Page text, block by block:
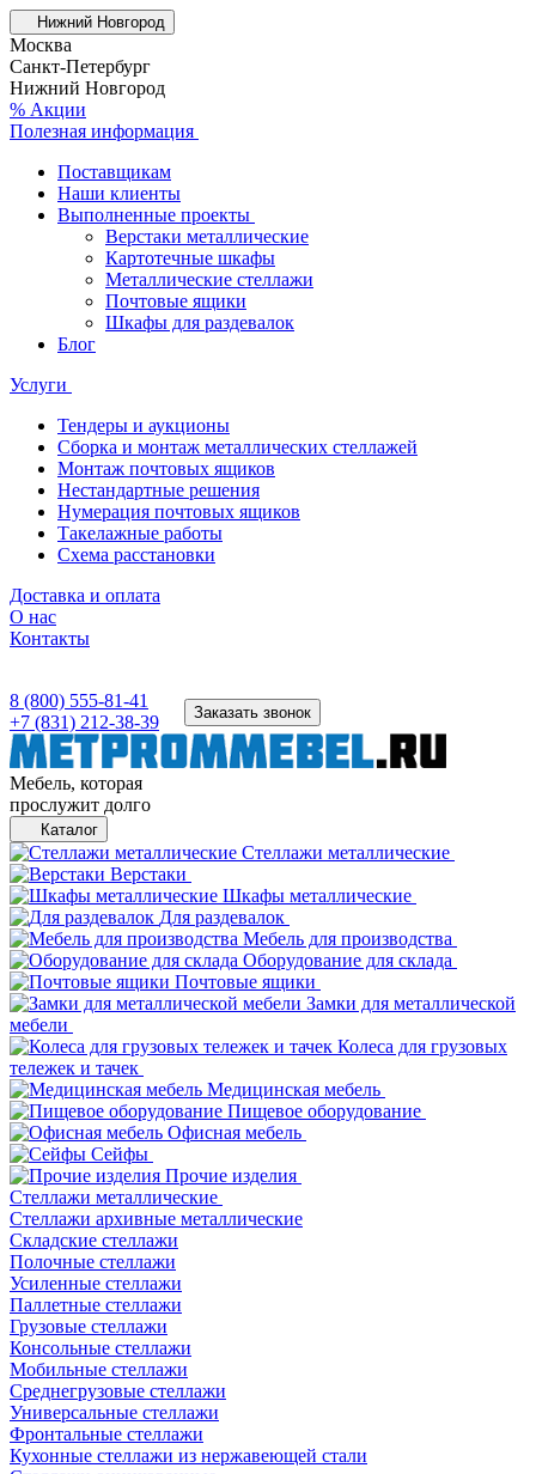
Нижний Новгород
Москва
Санкт-Петербург
Нижний Новгород
% Акции
Полезная информация
Поставщикам
Наши клиенты
Выполненные проекты
Верстаки металлические
Картотечные шкафы
Металлические стеллажи
Почтовые ящики
Шкафы для раздевалок
Блог
Услуги
Тендеры и аукционы
Сборка и монтаж металлических стеллажей
Монтаж почтовых ящиков
Нестандартные решения
Нумерация почтовых ящиков
Такелажные работы
Схема расстановки
Доставка и оплата
О нас
Контакты
8 (800) 555-81-41
+7 (831) 212-38-39
Заказать звонок
Мебель, которая
прослужит долго
Каталог
Стеллажи металлические
Верстаки
Шкафы металлические
Для раздевалок
Мебель для производства
Оборудование для склада
Почтовые ящики
Замки для металлической
мебели
Колеса для грузовых
тележек и тачек
Медицинская мебель
Пищевое оборудование
Офисная мебель
Сейфы
Прочие изделия
Стеллажи металлические
Cтеллажи архивные металлические
Складские стеллажи
Полочные стеллажи
Усиленные стеллажи
Паллетные стеллажи
Грузовые стеллажи
Консольные стеллажи
Мобильные стеллажи
Среднегрузовые стеллажи
Универсальные стеллажи
Фронтальные стеллажи
Кухонные стеллажи из нержавеющей стали